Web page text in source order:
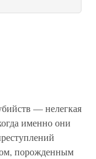
— нелегкая
именно они
порожденным